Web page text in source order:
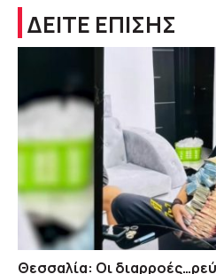
ΔΕΙΤΕ ΕΠΙΣΗΣ
Θεσσαλία: Οι